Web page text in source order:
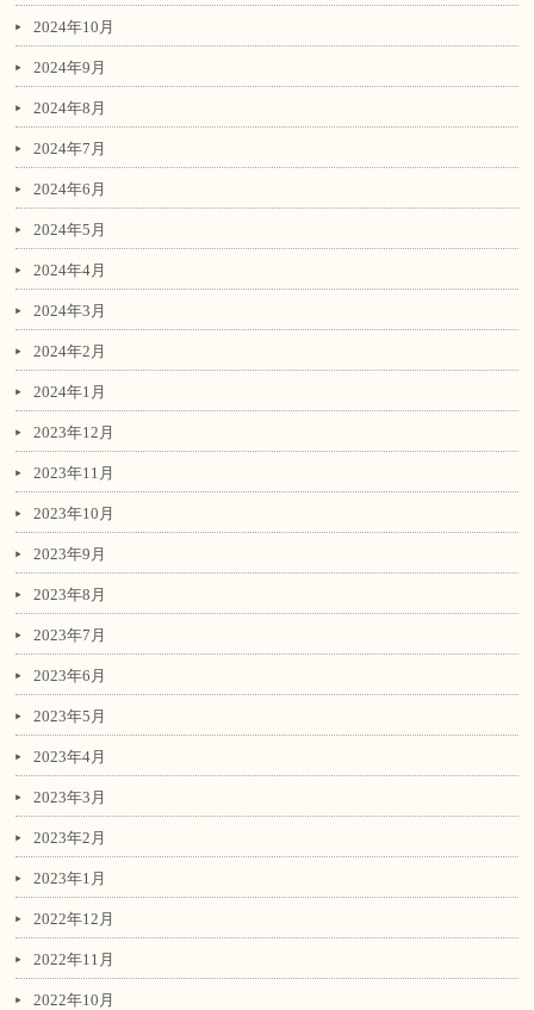
2024年10月
2024年9月
2024年8月
2024年7月
2024年6月
2024年5月
2024年4月
2024年3月
2024年2月
2024年1月
2023年12月
2023年11月
2023年10月
2023年9月
2023年8月
2023年7月
2023年6月
2023年5月
2023年4月
2023年3月
2023年2月
2023年1月
2022年12月
2022年11月
2022年10月